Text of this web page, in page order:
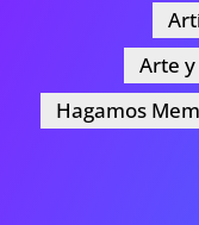
Arte
Hagamos